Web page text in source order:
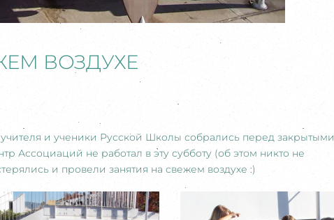
ВОЗДУХЕ
учителя и ученики Русской Школы собрались перед закрытыми
Ассоциаций не работал в эту субботу (об этом никто не
и провели занятия на свежем воздухе :)